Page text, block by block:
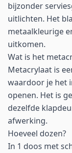
bijzonder
uitlichten. Het
metaalkleurige
uitkomen.
Wat is het
Metacrylaat is
waardoor je het
openen. Het is
dezelfde
afwerking.
Hoeveel dozen?
In 1 doos met